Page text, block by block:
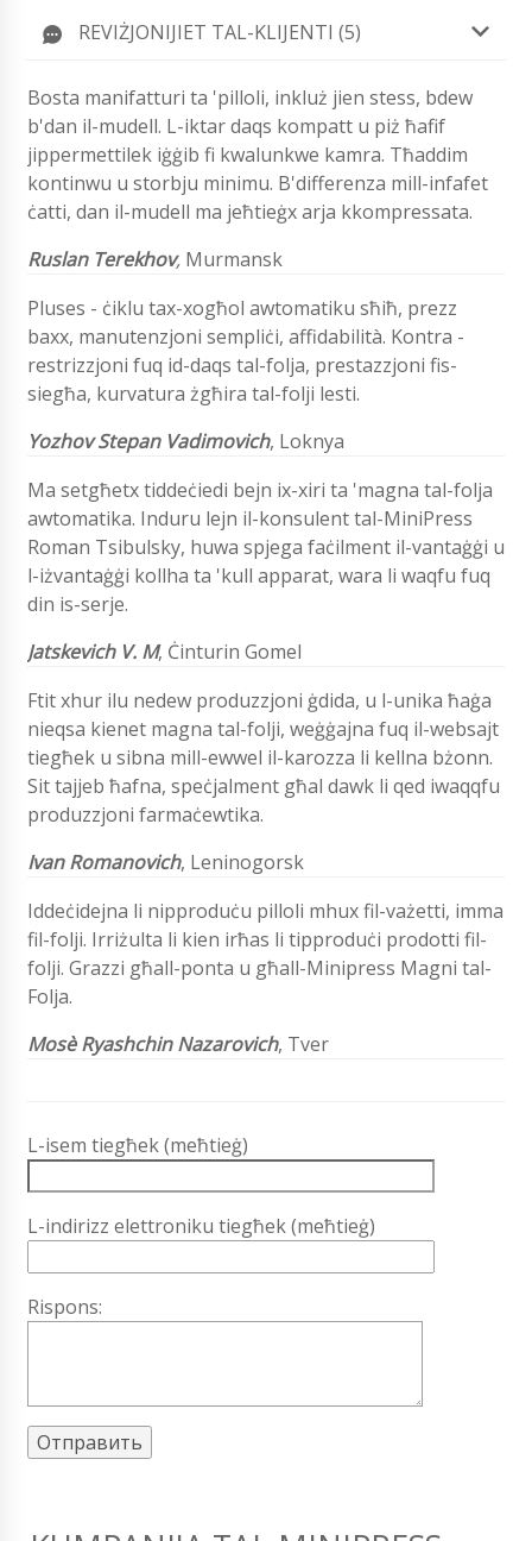
REVIŻJONIJIET TAL-KLIJENTI (5)
Bosta manifatturi ta 'pilloli, inkluż jien stess, bdew
b'dan il-mudell. L-iktar daqs kompatt u piż ħafif
jippermettilek iġġib fi kwalunkwe kamra. Tħaddim
kontinwu u storbju minimu. B'differenza mill-infafet
ċatti, dan il-mudell ma jeħtieġx arja kkompressata.
Ruslan Terekhov, Murmansk
Pluses - ċiklu tax-xogħol awtomatiku sħiħ, prezz
baxx, manutenzjoni sempliċi, affidabilità. Kontra -
restrizzjoni fuq id-daqs tal-folja, prestazzjoni fis-
siegħa, kurvatura żgħira tal-folji lesti.
Yozhov Stepan Vadimovich, Loknya
Ma setgħetx tiddeċiedi bejn ix-xiri ta 'magna tal-folja
awtomatika. Induru lejn il-konsulent tal-MiniPress
Roman Tsibulsky, huwa spjega faċilment il-vantaġġi u
l-iżvantaġġi kollha ta 'kull apparat, wara li waqfu fuq
din is-serje.
Jatskevich V. M, Ċinturin Gomel
Ftit xhur ilu nedew produzzjoni ġdida, u l-unika ħaġa
nieqsa kienet magna tal-folji, weġġajna fuq il-websajt
tiegħek u sibna mill-ewwel il-karozza li kellna bżonn.
Sit tajjeb ħafna, speċjalment għal dawk li qed iwaqqfu
produzzjoni farmaċewtika.
Ivan Romanovich, Leninogorsk
Iddeċidejna li nipproduċu pilloli mhux fil-vażetti, imma
fil-folji. Irriżulta li kien irħas li tipproduċi prodotti fil-
folji. Grazzi għall-ponta u għall-Minipress Magni tal-
Folja.
Mosè Ryashchin Nazarovich, Tver
L-isem tiegħek (meħtieġ)
L-indirizz elettroniku tiegħek (meħtieġ)
Rispons: